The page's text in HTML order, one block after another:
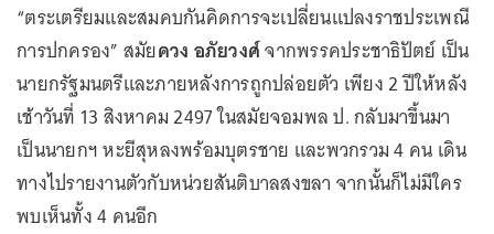
“ตระเตรียมและสมคบกันคิดการจะเปลี่ยนแปลงราชประเพณี
การปกครอง” สมัยควง อภัยวงศ์จากพรรคประชาธิปัตย์ เป็น
นายกรัฐมนตรีและภายหลังการถูกปล่อยตัว เพียง 2 ปีให้หลัง
เช้าวันที่ 13 สิงหาคม 2497 ในสมัยจอมพล ป. กลับมาขึ้นมา
เป็นนายกฯ หะยีสุหลงพร้อมบุตรชาย และพวกรวม 4 คน เดิน
ทางไปรายงานตัวกับหน่วยสันติบาลสงขลา จากนั้นก็ไม่มีใคร
พบเห็นทั้ง 4 คนอีก